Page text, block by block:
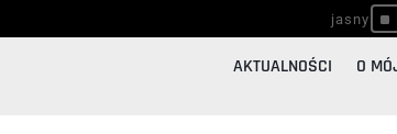
^
AKTUALNOŚCI O